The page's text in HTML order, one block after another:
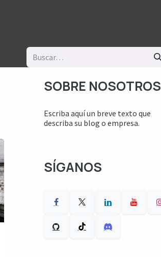
SOBRE NOSOTROS
Escriba aquí un breve texto que
describa su blog o empresa.
SÍGANOS